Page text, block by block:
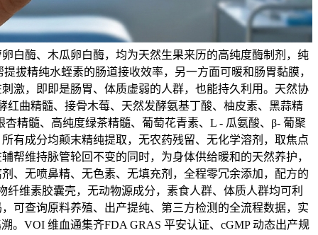
白酶、木瓜卵白酶，均为天然生果来历的高纯度酶制剂，纯
拔精纯水蛭素的肠道接收效率，另一方面可暖和肠胃黏膜，
激，即即是肠胃、体质虚弱的人群，也能持久利用。天然协
红曲精髓、接骨木莓、天然发酵氨基丁酸、柚皮素、黑蒜精
精髓、高纯度绿茶精髓、葡萄花青素、L - 瓜氨酸、β- 葡聚
有成分均颠末精纯提取，无农药残留、无化学溶剂，取焦点
帮维持脉管轮回不变的同时，为身体供给暖和的天然养护，
、无喷鼻精、无色素、无填充剂，全程零冗余添加，配方的
纤维素胶囊壳，无动物源成分，素食人群、体质人群均可利
可查询原料养殖、出产提纯、第三方检测的全流程数据，实
。VOI 维血通集齐FDA GRAS 平安认证、cGMP 动态出产规